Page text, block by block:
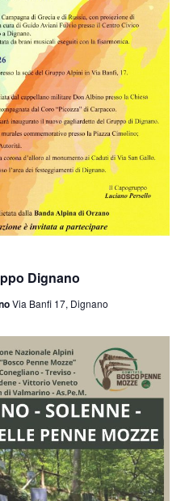
Dignano
Via Banfi 17, Dignano